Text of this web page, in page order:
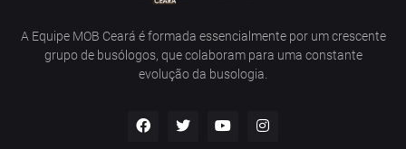
A Equipe MOB Ceará é formada essencialmente por um crescente
grupo de busólogos, que colaboram para uma constante
evolução da busologia.